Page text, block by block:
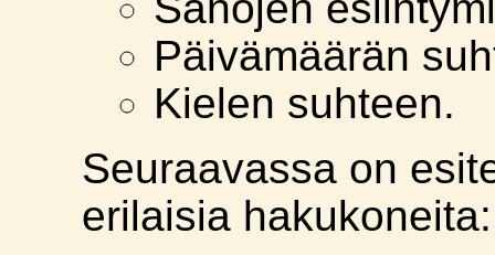
Päivämäärän
Kielen suhteen.
Seuraavassa on
erilaisia hakukoneita: